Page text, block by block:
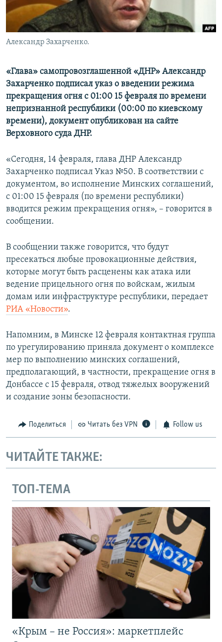
ПОБЕДИТЕЛЕЙ НЕ СУДЯТ?
КРЫМ.НЕПОКОРЕННЫЙ
ELIFBE
ПРИСОЕДИНЯЙТЕСЬ!
Все сайты RFE/RL
Александр Захарченко.
«Глава» самопровозглашенной «ДНР» Александр
Захарченко подписал указ о введении режима
прекращения огня с 01:00 15 февраля по времени
непризнанной республики (00:00 по киевскому
времени), документ опубликован на сайте
Верховного суда ДНР.
«Сегодня, 14 февраля, глава ДНР Александр
Захарченко подписал Указ №50. В соответствии с
документом, во исполнение Минских соглашений,
с 01:00 15 февраля (по времени республики)
вводится режим прекращения огня», – говорится в
сообщении.
В сообщении также говорится, что будут
пресекаться любые провокационные действия,
которые могут быть расценены как атака или
ведение прицельного огня по войскам, жилым
домам или инфраструктуре республики, передает
РИА «Новости».
Напомним, в Минске 12 февраля контактная группа
по урегулированию приняла документ о комплексе
мер по выполнению минских соглашений,
предполагающий, в частности, прекращение огня в
Донбассе с 15 февраля, отвод тяжелых вооружений
и создание зоны безопасности.
Поделиться Читать без VPN Follow us
ЧИТАЙТЕ ТАКЖЕ:
ТОП-ТЕМА
«Крым – не Россия»: маркетплейс